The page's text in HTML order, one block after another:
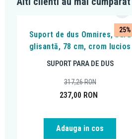
25%
Suport de dus Omnires, bară
glisantă, 78 cm, crom lucios
SUPORT PARA DE DUS
237,00 RON
317,26RON
Adauga in cos